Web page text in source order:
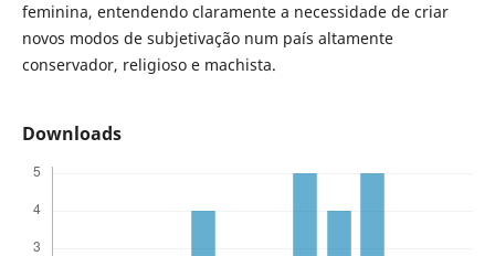
feminina, entendendo claramente a necessidade de criar
novos modos de subjetivação num país altamente
conservador, religioso e machista.
Downloads